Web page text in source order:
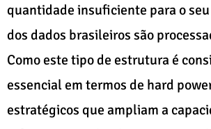
quantidade insuficiente para o
dos dados brasileiros são
Como este tipo de estrutura é
essencial em termos de hard
estratégicos que ampliam a